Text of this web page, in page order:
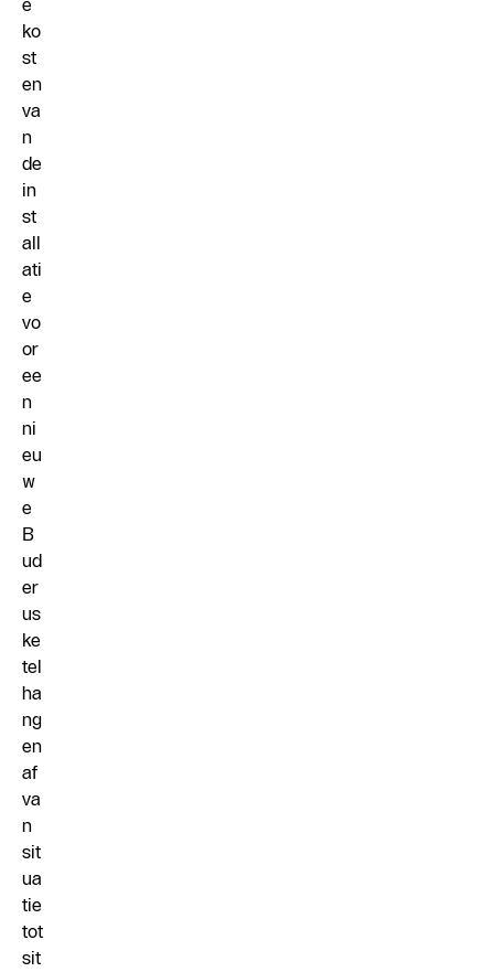
e
ko
st
en
va
n
de
in
st
all
ati
e
vo
or
ee
n
ni
eu
w
e
B
ud
er
us
ke
tel
ha
ng
en
af
va
n
sit
ua
tie
tot
sit